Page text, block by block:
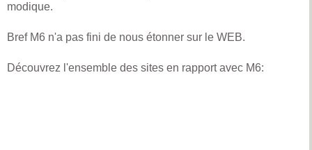
modique.
Bref M6 n'a pas fini de nous étonner sur le WEB.
Découvrez l'ensemble des sites en rapport avec M6: